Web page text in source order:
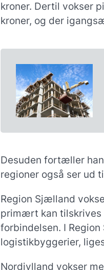
kroner. Dertil vokser
kroner, og der
Desuden fortæller
regioner også ser ud
Region Sjælland
primært kan tilskrives
forbindelsen. I
logistikbyggerier,
Nordjylland vokser